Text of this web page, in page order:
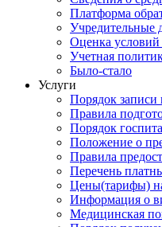
Платформа
Учредительные
Оценка условий
Учетная
Было-стало
Услуги
Порядок записи
Правила
Порядок
Положение о
Правила
Перечень
Цены(тарифы)
Информация о
Медицинская